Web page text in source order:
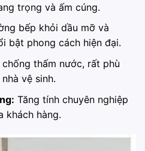
trọng và ấm cúng.
bếp khỏi dầu mỡ và
bật phong cách hiện đại.
chống thấm nước, rất phù
vệ sinh.
Tăng tính chuyên nghiệp
khách hàng.